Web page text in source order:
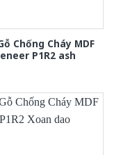
Chống Cháy MDF
P1R2 ash